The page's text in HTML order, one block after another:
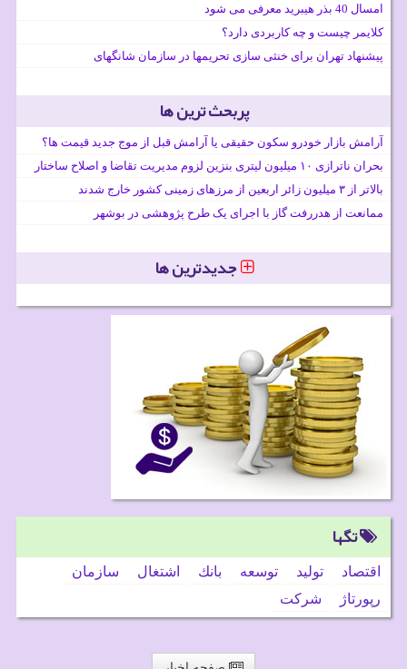
امسال 40 بذر هیبرید معرفی می شود
کلایمر چیست و چه کاربردی دارد؟
پیشنهاد تهران برای خنثی سازی تحریمها در سازمان شانگهای
پربحث ترین ها
آرامش بازار خودرو سکون حقیقی یا آرامش قبل از موج جدید قیمت ها؟
بحران ناترازی ۱۰ میلیون لیتری بنزین لزوم مدیریت تقاضا و اصلاح ساختار
بالاتر از ۳ میلیون زائر اربعین از مرزهای زمینی کشور خارج شدند
ممانعت از هدررفت گاز با اجرای یک طرح پژوهشی در بوشهر
جدیدترین ها
تگها
اقتصاد تولید توسعه بانك اشتغال
سازمان
رپورتاژ
شركت